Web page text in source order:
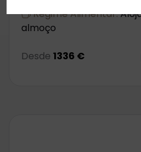
Regime Alimentar:
almoço
Desde 1336 €